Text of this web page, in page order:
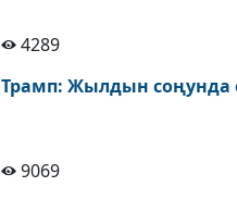
4289
Трамп: Жылдын соңунда
9069